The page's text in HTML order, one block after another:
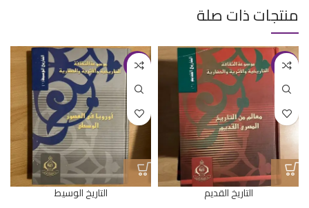
منتجات ذات صلة
-17%
التاريخ القديم
-17%
التاريخ الوسيط